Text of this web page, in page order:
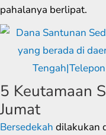
pahalanya berlipat.
5 Keutamaan
Jumat
Bersedekah dilakukan